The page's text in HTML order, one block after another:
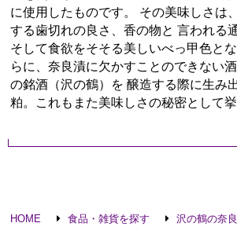
に使用したものです。 その美味しさは
する歯切れの良さ、香の物と 言われる
そして食欲をそそる美しいべっ甲色と
らに、奈良漬に欠かすことのできない
の銘酒（沢の鶴）を 醸造する際に生み
粕。これもまた美味しさの秘密として挙
HOME 食品・雑貨を探す 沢の鶴の奈